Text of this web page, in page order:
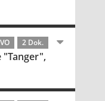
VO 2 Dok.